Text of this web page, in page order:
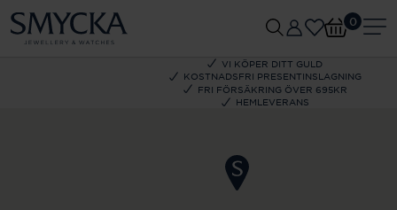
VI KÖPER DITT GULD
KOSTNADSFRI PRESENTINSLAGNING
FRI FÖRSÄKRING ÖVER 695KR
HEMLEVERANS
0